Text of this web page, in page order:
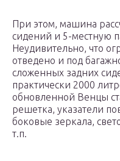
При этом, машина
сидений и 5-местную
Неудивительно, что
отведено и под
сложенных задних
практически 2000
обновленной Венцы
решетка, указатели
боковые зеркала,
т.п.